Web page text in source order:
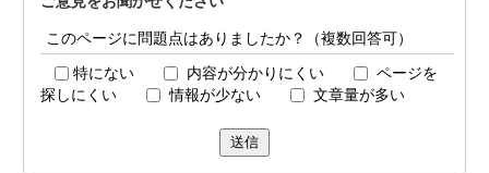
このページに問題点はありましたか？（複数回答可）
特にない 内容が分かりにくい
ページを
探しにくい
情報が少ない 文章量が多い
送信